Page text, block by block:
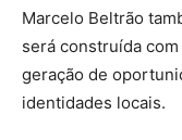
Marcelo Beltrão
será construída
geração de
identidades locais.